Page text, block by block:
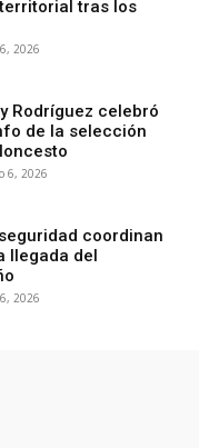
tras los
2026
Rodríguez celebró
de la selección
6, 2026
coordinan
llegada del
2026